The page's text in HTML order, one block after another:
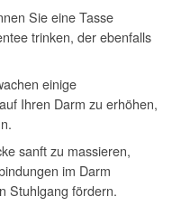
Sie eine Tasse
trinken, der ebenfalls
einige
Ihren Darm zu erhöhen,
sanft zu massieren,
im Darm
Stuhlgang fördern.